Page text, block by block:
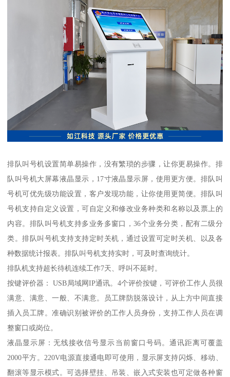
排队叫号机设置简单易操作，没有繁琐的步骤，让你更易操作。排
队叫号机大屏幕液晶显示，17寸液晶显示屏，使用更方便。排队叫
号机可优先级功能设置，客户发现功能，让你使用更简便。排队叫
号机支持自定义设置，可自定义和修改业务种类和名称以及票上的
内容。排队叫号机支持多业务多窗口，36个业务分类，配有二级分
类。排队叫号机支持支持定时关机，通过设置可定时关机、以及各
种数据统计报表。排队叫号机支持实时，可及时查询统计。
排队机支持超长待机连续工作7天、呼叫不延时。
按键评价器： USB局域网IP通讯。4个评价按键，可评价工作人员很
满意、满意、一般、不满意。员工牌防脱落设计，从上方中间直接
插入员工牌。准确识别被评价的工作人员身份，支持工作人员在调
整窗口或岗位。
液晶显示屏：无线接收信号显示当前窗口号码。通讯距离可覆盖
2000平方。220V电源直接通电即可使用，显示屏支持闪烁、移动、
翻滚等显示模式。可选择壁挂、吊装、嵌入式安装也可定做各种窗